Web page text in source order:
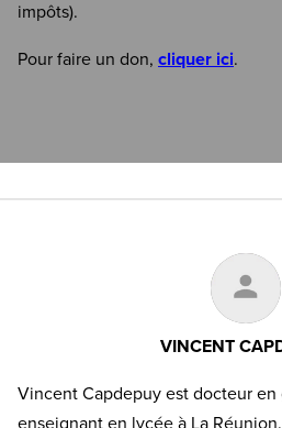
impôts).
Pour faire un don, cliquer ici.
VINCENT
Vincent Capdepuy est docteur